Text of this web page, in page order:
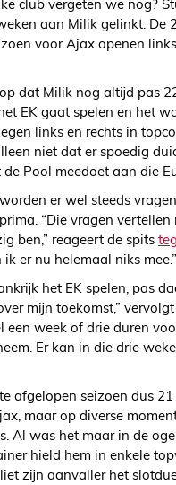
club vergeten we nog?
aan Milik gelinkt. De
voor Ajax openen
dat Milik nog altijd pas
EK gaat spelen en het
links en rechts in
niet dat er spoedig
Pool meedoet aan die
er wel steeds
“Die vragen vertellen
ben,” reageert de spits
ik er nu helemaal niks mee.”
het EK spelen, pas
mijn toekomst,”
een week of drie duren
Er kan in die drie
afgelopen seizoen dus
maar op diverse
Al was het maar in de
hield hem in enkele
zijn aanvaller het